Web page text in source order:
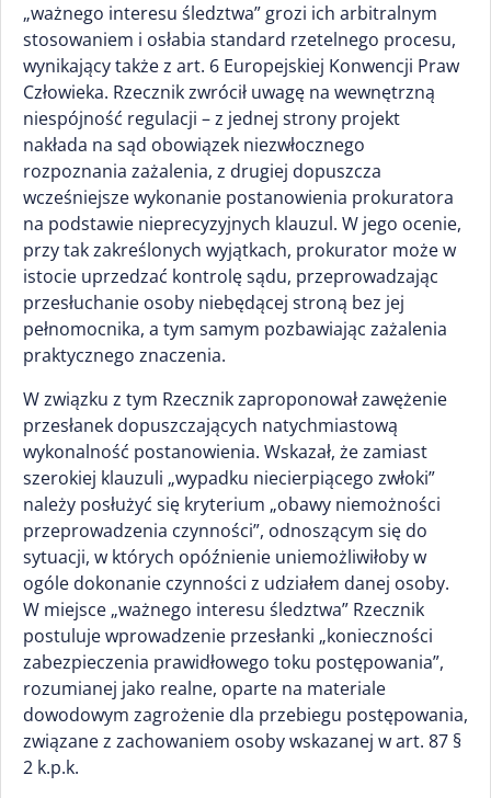
„ważnego interesu śledztwa” grozi ich arbitralnym
stosowaniem i osłabia standard rzetelnego procesu,
wynikający także z art. 6 Europejskiej Konwencji Praw
Człowieka. Rzecznik zwrócił uwagę na wewnętrzną
niespójność regulacji – z jednej strony projekt
nakłada na sąd obowiązek niezwłocznego
rozpoznania zażalenia, z drugiej dopuszcza
wcześniejsze wykonanie postanowienia prokuratora
na podstawie nieprecyzyjnych klauzul. W jego ocenie,
przy tak zakreślonych wyjątkach, prokurator może w
istocie uprzedzać kontrolę sądu, przeprowadzając
przesłuchanie osoby niebędącej stroną bez jej
pełnomocnika, a tym samym pozbawiając zażalenia
praktycznego znaczenia.
W związku z tym Rzecznik zaproponował zawężenie
przesłanek dopuszczających natychmiastową
wykonalność postanowienia. Wskazał, że zamiast
szerokiej klauzuli „wypadku niecierpiącego zwłoki”
należy posłużyć się kryterium „obawy niemożności
przeprowadzenia czynności”, odnoszącym się do
sytuacji, w których opóźnienie uniemożliwiłoby w
ogóle dokonanie czynności z udziałem danej osoby.
W miejsce „ważnego interesu śledztwa” Rzecznik
postuluje wprowadzenie przesłanki „konieczności
zabezpieczenia prawidłowego toku postępowania”,
rozumianej jako realne, oparte na materiale
dowodowym zagrożenie dla przebiegu postępowania,
związane z zachowaniem osoby wskazanej w art. 87 §
2 k.p.k.